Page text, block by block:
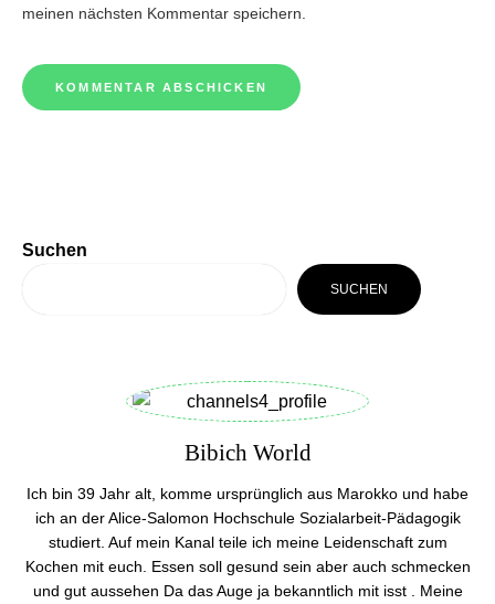
meinen nächsten Kommentar speichern.
Suchen
SUCHEN
Bibich World
Ich bin 39 Jahr alt, komme ursprünglich aus Marokko und habe
ich an der Alice-Salomon Hochschule Sozialarbeit-Pädagogik
studiert. Auf mein Kanal teile ich meine Leidenschaft zum
Kochen mit euch. Essen soll gesund sein aber auch schmecken
und gut aussehen Da das Auge ja bekanntlich mit isst . Meine